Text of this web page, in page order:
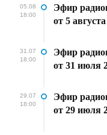
05.08
18:00
Эфир
от 5
31.07
18:00
Эфир
от 31 июля
29.07
18:00
Эфир
от 29 июля